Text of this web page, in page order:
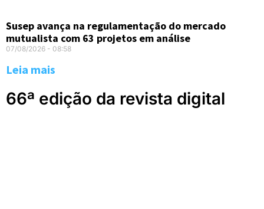
Susep avança na regulamentação do mercado
mutualista com 63 projetos em análise
07/08/2026 08:58
Leia mais
66ª edição da revista digital